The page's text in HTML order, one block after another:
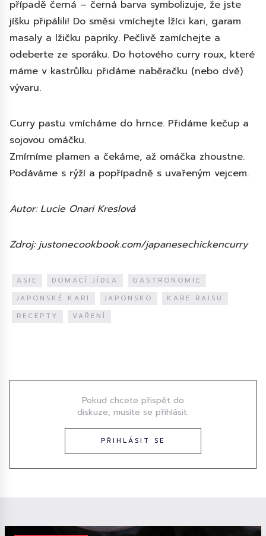
případě černá – černá barva symbolizuje, že jste
jíšku připálili! Do směsi vmíchejte lžíci kari, garam
masaly a lžičku papriky. Pečlivě zamíchejte a
odeberte ze sporáku. Do hotového curry roux, které
máme v kastrůlku přidáme naběračku (nebo dvě)
vývaru.
Curry pastu vmícháme do hrnce. Přidáme kečup a
sojovou omáčku.
Zmírníme plamen a čekáme, až omáčka zhoustne.
Podáváme s rýží a popřípadně s uvařeným vejcem.
Autor: Lucie Onari Kreslová
Zdroj: justonecookbook.com/japanesechickencurry
ASIE DOMÁCÍ JÍDLA
GASTRONOMIE
JAPONSKÉ KARI
JAPONSKO
KARE RAISU
RECEPTY
VAŘENÍ
Pokud chcete přispět do
diskuze, musíte se přihlásit.
PŘIHLÁSIT SE